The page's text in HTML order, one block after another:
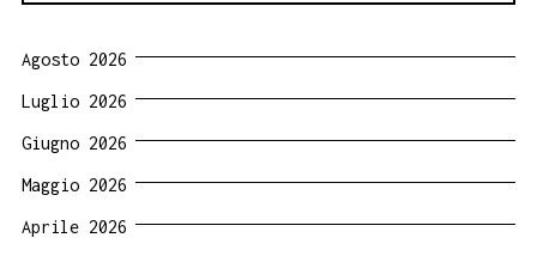
Agosto 2026
Luglio 2026
Giugno 2026
Maggio 2026
Aprile 2026